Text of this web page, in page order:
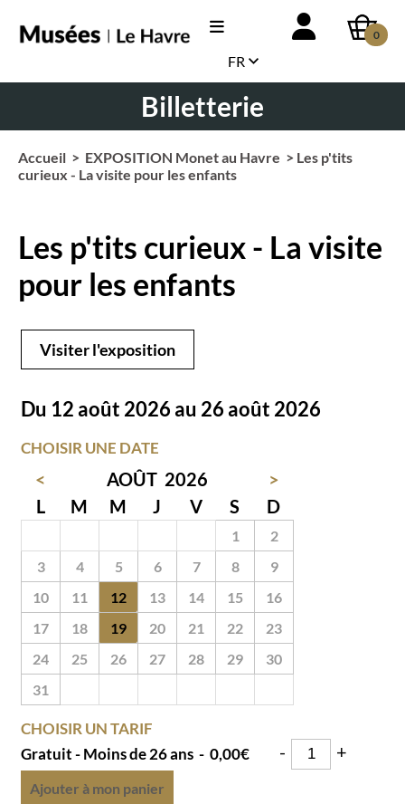
0
FR
Billetterie
Accueil > EXPOSITION Monet au Havre > Les p'tits
curieux - La visite pour les enfants
Les p'tits curieux - La visite
pour les enfants
Visiter l'exposition
Du 12 août 2026 au 26 août 2026
CHOISIR UNE DATE
< AOÛT 2026
>
L
M M J V S D
1
2
3
4 5 6 7 8
9
10
11 12 13 14 15
16
17
18 19 20 21 22
23
24
25 26 27 28 29
30
31
CHOISIR UN TARIF
Gratuit - Moins de 26 ans - 0,00€ - +
Ajouter à mon panier